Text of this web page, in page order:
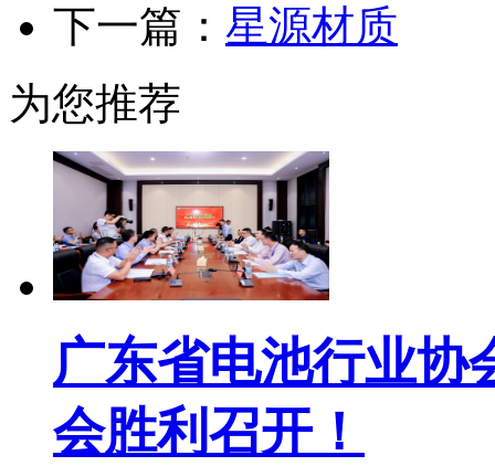
下一篇： 星源材质
为您推荐
广东省电池行业协
会胜利召开！